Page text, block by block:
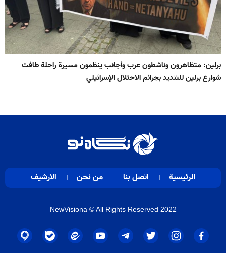
برلين: متظاهرون وناشطون عرب وأجانب ينظمون مسيرة راحلة طافت
شوارع برلين للتنديد بجرائم الاحتلال الإسرائيلي
الرئيسية اتصل بنا من نحن الارشيف
NewVisiona © All Rights Reserved 2022